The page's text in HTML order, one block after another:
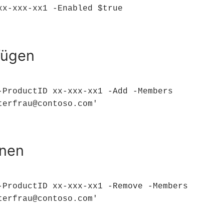
xxx-xx1 -Enabled $true
xx-xxx-xx1 -Add -Members
xx-xxx-xx1 -Remove -Members